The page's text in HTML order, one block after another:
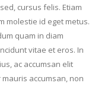
cursus felis. Etiam
molestie id eget metus.
quam in diam
vitae et eros. In
ac accumsan elit
accumsan, non